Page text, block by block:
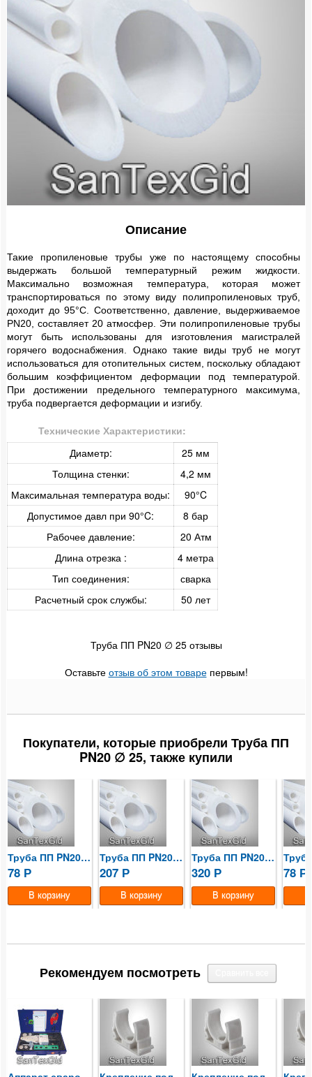
Контрольно-измерительные приборы и автоматика
Водонагреватели
Бойлеры косвенного нагрева
Предохранительная арматура
Баки мембранные
Емкости пластиковые
Краны шаровые и вентили
Регулирующая арматура
Система контроля протечки воды
Насосное оборудование
Счетчики
Фильтры
Котлы
Конвекторы
Сантехнические аксессуары
Монтажные инструменты
Инсталляционные системы и принадлежности
Расходные материалы
Описание
Такие пропиленовые трубы уже по настоящему способны
выдержать большой температурный режим жидкости.
Максимально возможная температура, которая может
транспортироваться по этому виду полипропиленовых труб,
доходит до 95°C. Соответственно, давление, выдерживаемое
PN20, составляет 20 атмосфер. Эти полипропиленовые трубы
могут быть использованы для изготовления магистралей
горячего водоснабжения. Однако такие виды труб не могут
использоваться для отопительных систем, поскольку обладают
большим коэффициентом деформации под температурой.
При достижении предельного температурного максимума,
труба подвергается деформации и изгибу.
Технические Характеристики:
Диаметр:
25 мм
Толщина стенки:
4,2 мм
Максимальная температура воды:
90°C
Допустимое давл при 90°C:
8 бар
Рабочее давление:
20 Атм
Длина отрезка :
4 метра
Тип соединения:
сварка
Расчетный срок службы:
50 лет
Труба ПП PN20 ∅ 25 отзывы
Оставьте отзыв об этом товарепервым!
Покупатели, которые приобрели Труба ПП
PN20 ∅ 25, также купили
Труба ПП PN20 ∅ 20
78 Р
Труба ПП PN20 ∅ 32
207 Р
Труба ПП PN20 ∅ 40
320 Р 78 Р
Рекомендуем посмотреть